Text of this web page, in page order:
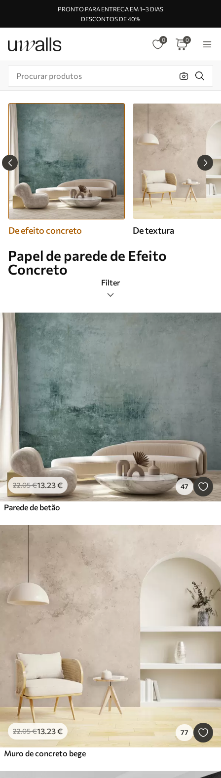
PRONTO PARA ENTREGA EM 1–3 DIAS
DESCONTOS DE 40%
0 0
De efeito concreto De textura
Papel de parede de Efeito
Concreto
Filter
Etiquetas
Formato da imagem
Paleta de cores
Inteligente
Limpar todos os filtros
22.05€13.23€ 47
Parede de betão
22.05€13.23€ 77
Muro de concreto bege